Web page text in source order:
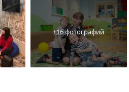
+16 фотографий